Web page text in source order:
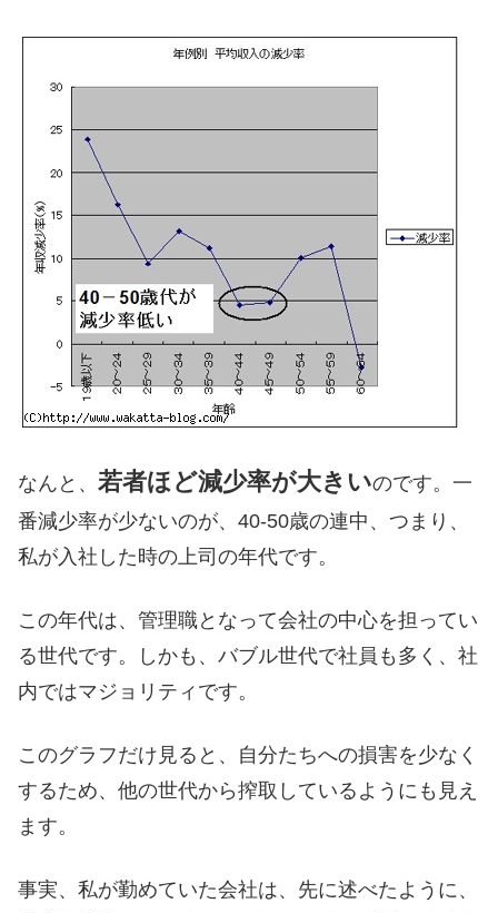
なんと、 若者ほど減少率が大きいのです。一
番減少率が少ないのが、40-50歳の連中、つまり、
私が入社した時の上司の年代です。
この年代は、管理職となって会社の中心を担ってい
る世代です。しかも、バブル世代で社員も多く、社
内ではマジョリティです。
このグラフだけ見ると、自分たちへの損害を少なく
するため、他の世代から搾取しているようにも見え
ます。
事実、私が勤めていた会社は、先に述べたように、